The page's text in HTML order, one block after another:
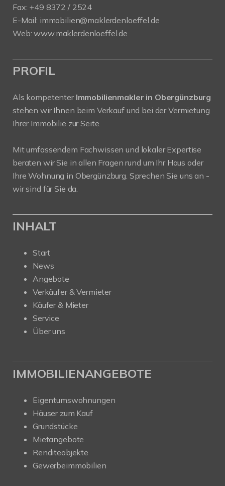
Fax: +49 8372 / 2524
E-Mail: immobilien@maklerdenloeffel.de
Web:www.maklerdenloeffel.de
PROFIL
Als kompetenter Immobilienmakler in Obergünzburg
stehen wir Ihnen beim Verkauf und bei der Vermietung
Ihrer Immobilie zur Seite.
Mit umfassendem Fachwissen und lokaler Expertise
beraten wir Sie in allen Fragen rund um Ihr Haus oder
Ihre Wohnung in Obergünzburg. Sprechen Sie uns an -
wir sind für Sie da.
INHALT
Start
News
Angebote
Verkäufer & Vermieter
Käufer & Mieter
Service
Über uns
IMMOBILIENANGEBOTE
Eigentumswohnungen
Häuser zum Kauf
Grundstücke
Mietangebote
Renditeobjekte
Gewerbeimmobilien